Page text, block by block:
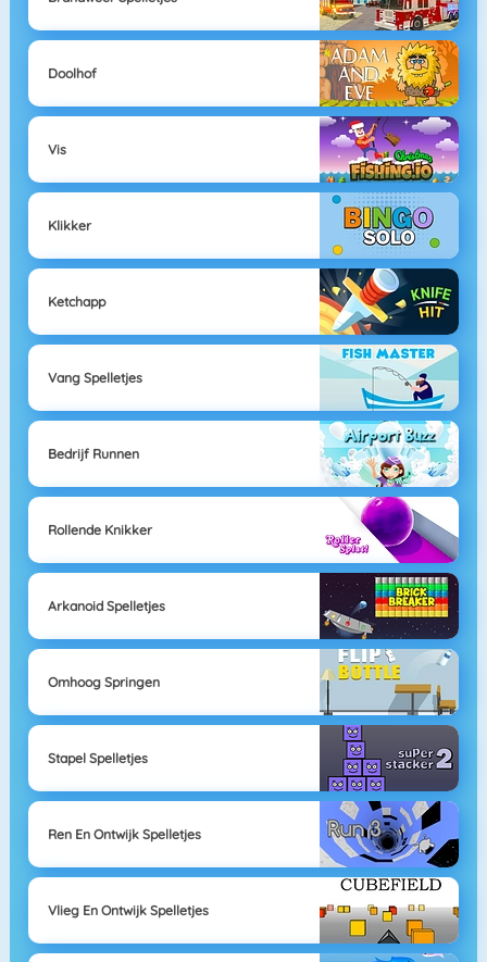
Doolhof
Vis
Klikker
Ketchapp
Vang Spelletjes
Bedrijf Runnen
Rollende Knikker
Arkanoid Spelletjes
Omhoog Springen
Stapel Spelletjes
Ren En Ontwijk Spelletjes
Vlieg En Ontwijk Spelletjes